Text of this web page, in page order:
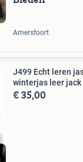
Amersfoort
J499 Echt leren
winterjas leer
€ 35,00